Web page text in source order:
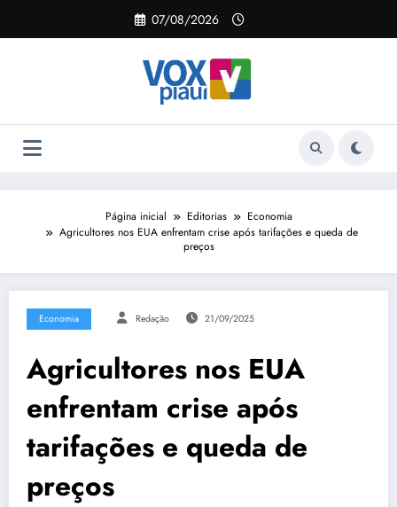
o
07/08/2026
Página inicial Editorias
Economia
Agricultores nos EUA enfrentam crise após tarifações e queda de
preços
Economia Redação 21/09/2025
Agricultores nos EUA
enfrentam crise após
tarifações e queda de
preços